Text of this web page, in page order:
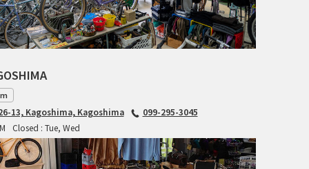
INDEPENDENT FABRICATION
OCEAN AIR CYCLES
OMNIUM
13, Kagoshima, Kagoshima
099-295-3045
Closed : Tue, Wed